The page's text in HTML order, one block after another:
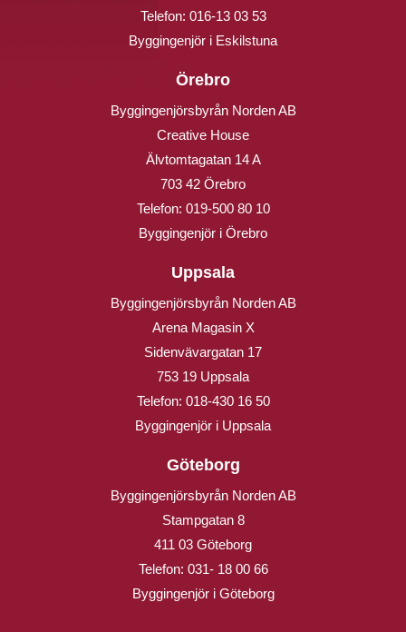
Telefon: 016-13 03 53
Byggingenjör i Eskilstuna
Örebro
Byggingenjörsbyrån Norden AB
Creative House
Älvtomtagatan 14 A
703 42 Örebro
Telefon: 019-500 80 10
Byggingenjör i Örebro
Uppsala
Byggingenjörsbyrån Norden AB
Arena Magasin X
Sidenvävargatan 17
753 19 Uppsala
Telefon: 018-430 16 50
Byggingenjör i Uppsala
Göteborg
Byggingenjörsbyrån Norden AB
Stampgatan 8
411 03 Göteborg
Telefon: 031- 18 00 66
Byggingenjör i Göteborg